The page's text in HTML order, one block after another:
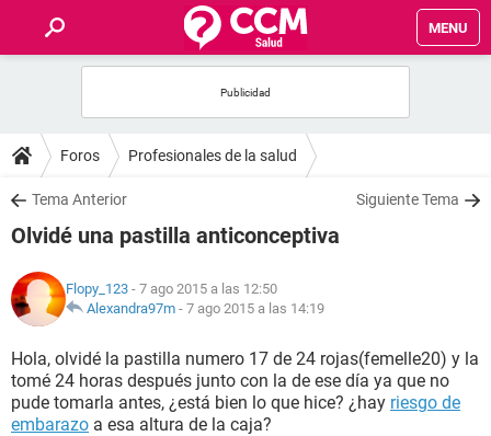
MENU
FOROS
SALUD
NUTRICIÓN
BIENESTAR
SEXUALIDAD
Foros Profesionales de la salud
Tema Anterior Siguiente Tema
Olvidé una pastilla anticonceptiva
Flopy_123 - 7 ago 2015 a las 12:50
Alexandra97m - 7 ago 2015 a las 14:19
Hola, olvidé la pastilla numero 17 de 24 rojas(femelle20) y la
tomé 24 horas después junto con la de ese día ya que no
pude tomarla antes, ¿está bien lo que hice? ¿hay riesgo de
embarazo a esa altura de la caja?